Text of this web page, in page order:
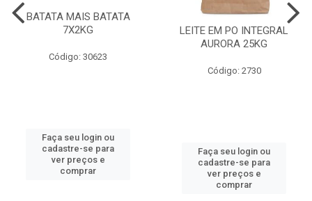
BATATA MAIS BATATA
7X2KG
Código: 30623
Faça seu login ou
cadastre-se para
ver preços e
comprar
LEITE EM PO INTEGRAL
AURORA 25KG
Código: 2730
Faça seu login ou
cadastre-se para
ver preços e
comprar